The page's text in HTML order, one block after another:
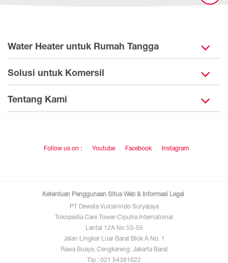
Water Heater untuk Rumah Tangga
Solusi untuk Komersil
Tentang Kami
Follow us on : Youtube Facebook Instagram
Ketentuan Penggunaan Situs Web & Informasi Legal
PT Dewata Vulcanindo Suryajaya
Tokopedia Care Tower-Ciputra International
Lantai 12A No 53-55
Jalan Lingkar Luar Barat Blok A No. 1
Rawa Buaya, Cengkareng, Jakarta Barat
Tlp : 021 54381622